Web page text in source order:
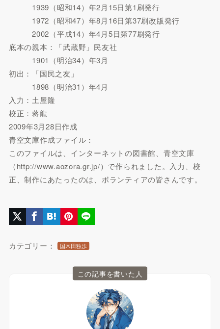
1939（昭和14）年2月15日第1刷発行
1972（昭和47）年8月16日第37刷改版発行
2002（平成14）年4月5日第77刷発行
底本の親本：「武蔵野」民友社
1901（明治34）年3月
初出：「国民之友」
1898（明治31）年4月
入力：土屋隆
校正：蒋龍
2009年3月28日作成
青空文庫作成ファイル：
このファイルは、インターネットの図書館、青空文庫
（http://www.aozora.gr.jp/）で作られました。入力、校
正、制作にあたったのは、ボランティアの皆さんです。
カテゴリー： 国木田独歩
この記事を書いた人